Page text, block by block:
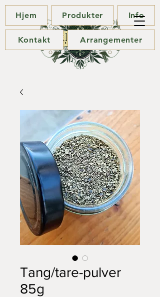
Hjem Produkter Info
Kontakt Arrangementer
Tang/tare-pulver
85g